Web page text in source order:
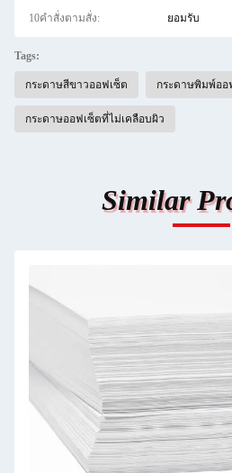
10คําสั่งตามสั่ง: ยอมรับ
Tags:
กระดาษสีขาวออฟเซ็ต กระดาษพิมพ์ออ
กระดาษออฟเซ็ตที่ไม่เคลือบผิว
Similar